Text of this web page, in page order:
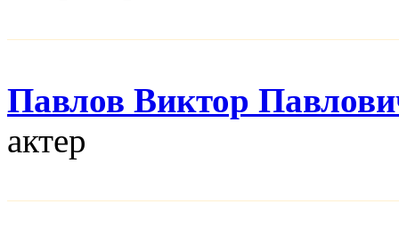
Павлов Виктор
актер